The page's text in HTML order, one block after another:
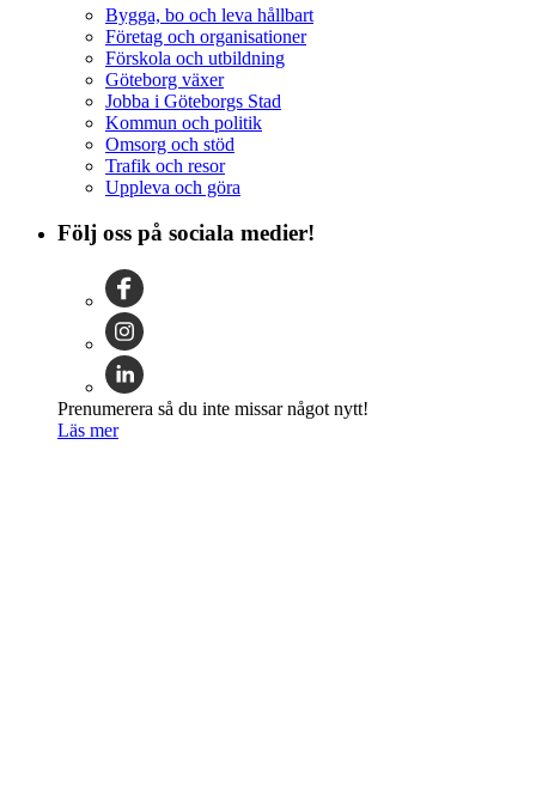
Bygga, bo och leva hållbart
Företag och organisationer
Förskola och utbildning
Göteborg växer
Jobba i Göteborgs Stad
Kommun och politik
Omsorg och stöd
Trafik och resor
Uppleva och göra
Följ oss på sociala medier!
Prenumerera så du inte missar något nytt!
Läs mer